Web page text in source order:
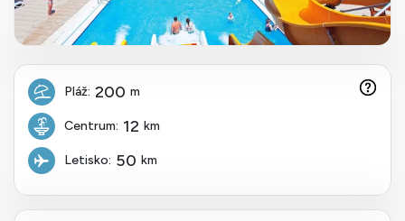
Pláž: 200 m
Centrum: 12 km
Letisko: 50 km